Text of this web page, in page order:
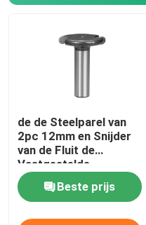
de de Steelparel van
2pc 12mm en Snijder
van de Fluit de
Vastgestelde
Houtbewerking maken
Hete TonnenBeste prijs